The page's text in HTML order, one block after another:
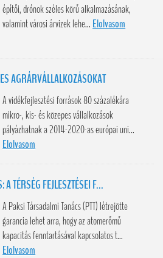
építői, drónok széles körű alkalmazásának,
valamint városi árvizek lehe... Elolvasom
AGRÁRVÁLLALKOZÁSOKAT
A vidékfejlesztési források 80 százalékára
mikro-, kis- és közepes vállalkozások
pályázhatnak a 2014-2020-as európai uni...
Elolvasom
TÉRSÉG FEJLESZTÉSEI F...
A Paksi Társadalmi Tanács (PTT) létrejötte
garancia lehet arra, hogy az atomerőmű
kapacitás fenntartásával kapcsolatos t...
Elolvasom